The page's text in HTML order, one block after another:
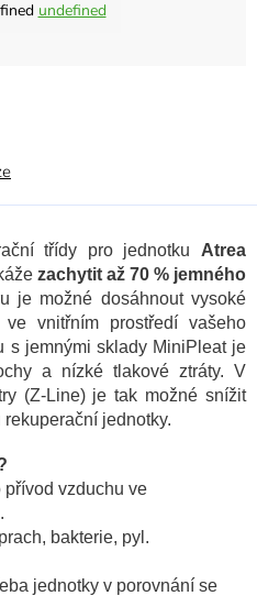
undefined
třídy pro jednotku Atrea
zachytit až 70 % jemného
je možné dosáhnout vysoké
vnitřním prostředí vašeho
s jemnými sklady MiniPleat je
a nízké tlakové ztráty. V
(Z-Line) je tak možné snížit
jednotky.
přívod vzduchu ve
bakterie, pyl.
jednotky v porovnání se